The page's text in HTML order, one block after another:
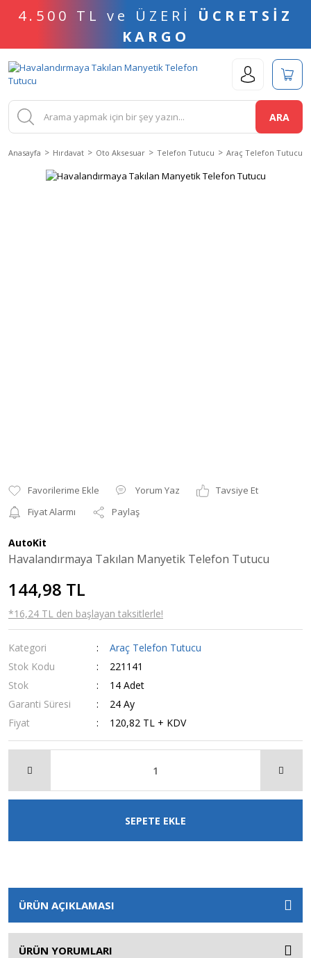
4.500 TL ve ÜZERİ ÜCRETSİZ
KARGO
ARA
Anasayfa Hırdavat Oto Aksesuar Telefon Tutucu Araç Telefon Tutucu
Yorum Yaz
Tavsiye Et
Fiyat Alarmı
Paylaş
AutoKit
Havalandırmaya Takılan Manyetik Telefon Tutucu
144,98 TL
*16,24 TL den başlayan taksitlerle!
Kategori
Araç Telefon Tutucu
Stok Kodu
221141
Stok
14 Adet
Garanti Süresi
24 Ay
Fiyat
120,82 TL + KDV
SEPETE EKLE
ÜRÜN AÇIKLAMASI
ÜRÜN YORUMLARI